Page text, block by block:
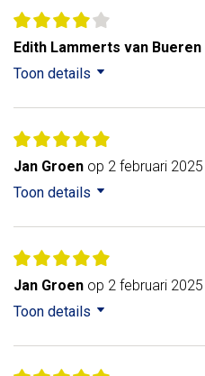
Edith Lammerts van Bueren
Toon details
Jan Groen op 2 februari 2025
Toon details
Jan Groen op 2 februari 2025
Toon details